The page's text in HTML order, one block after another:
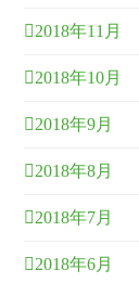
2018年11月
2018年10月
2018年9月
2018年8月
2018年7月
2018年6月